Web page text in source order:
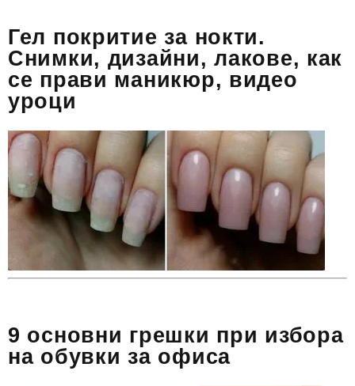
Гел покритие за нокти.
Снимки, дизайни, лакове, как
се прави маникюр, видео
уроци
9 основни грешки при избора
на обувки за офиса